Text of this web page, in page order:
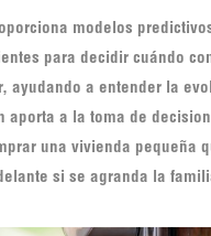
modelos
para decidir cuándo
ayudando a entender la
aporta a la toma de
una vivienda pequeña
si se agranda la